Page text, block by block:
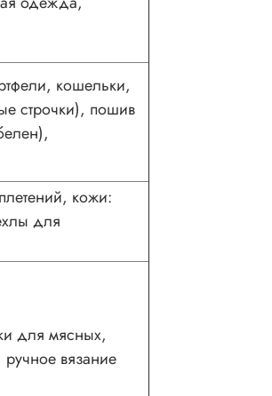
кошельки,
строчки), пошив
кожи:
для
для мясных,
вязание